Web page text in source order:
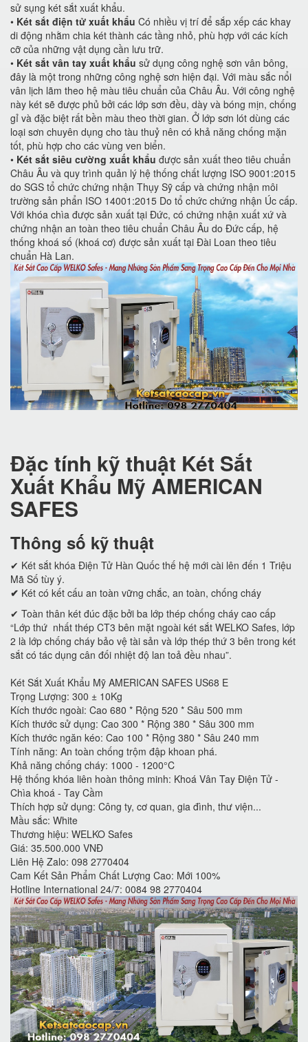
sử sụng két sắt xuất khẩu.
• Két sắt điện tử xuất khẩu Có nhiều vị trí để sắp xếp các khay
di động nhằm chia két thành các tầng nhỏ, phù hợp với các kích
cỡ của những vật dụng cần lưu trữ.
• Két sắt vân tay xuất khẩu sử dụng công nghệ sơn vân bông,
đây là một trong những công nghệ sơn hiện đại. Với màu sắc nổi
vân lịch lãm theo hệ màu tiêu chuẩn của Châu Âu. Với công nghệ
này két sẽ được phủ bởi các lớp sơn đều, dày và bóng mịn, chống
gỉ và đặc biệt rất bền màu theo thời gian. Ở lớp sơn lót dùng các
loại sơn chuyên dụng cho tàu thuỷ nên có khả năng chống mặn
tốt, phù hợp cho các vùng ven biển.
• Két sắt siêu cường xuất khẩu được sản xuất theo tiêu chuẩn
Châu Âu và quy trình quản lý hệ thống chất lượng ISO 9001:2015
do SGS tổ chức chứng nhận Thụy Sỹ cấp và chứng nhận môi
trường sản phẩn ISO 14001:2015 Do tổ chức chứng nhận Úc cấp.
Với khóa chìa được sản xuất tại Đức, có chứng nhận xuất xứ và
chứng nhận an toàn theo tiêu chuẩn Châu Âu do Đức cấp, hệ
thống khoá số (khoá cơ) được sản xuất tại Đài Loan theo tiêu
chuẩn Hà Lan.
Đặc tính kỹ thuật Két Sắt
Xuất Khẩu Mỹ AMERICAN
SAFES
Thông số kỹ thuật
✔ Két sắt khóa Điện Tử Hàn Quốc thế hệ mới cài lên đến 1 Triệu
Mã Số tùy ý.
✔ Két có kết cấu an toàn vững chắc, an toàn, chống cháy
✔ Toàn thân két đúc đặc bởi ba lớp thép chống cháy cao cấp
“Lớp thứ nhất thép CT3 bên mặt ngoài két sắt WELKO Safes, lớp
2 là lớp chống cháy bảo vệ tài sản và lớp thép thứ 3 bên trong két
sắt có tác dụng cân đối nhiệt độ lan toả đều nhau”.
Két Sắt Xuất Khẩu Mỹ AMERICAN SAFES US68 E
Trọng Lượng: 300 ± 10Kg
Kích thước ngoài: Cao 680 * Rộng 520 * Sâu 500 mm
Kích thước sử dụng: Cao 300 * Rộng 380 * Sâu 300 mm
Kích thước ngăn kéo: Cao 100 * Rộng 380 * Sâu 240 mm
Tính năng: An toàn chống trộm đập khoan phá.
Khả năng chống cháy: 1000 - 1200°C
Hệ thống khóa liên hoàn thông minh: Khoá Vân Tay Điện Tử -
Chìa khoá - Tay Cầm
Thích hợp sử dụng: Công ty, cơ quan, gia đình, thư viện...
Mầu sắc: White
Thương hiệu: WELKO Safes
Giá: 35.500.000 VNĐ
Liên Hệ Zalo: 098 2770404
Cam Kết Sản Phẩm Chất Lượng Cao: Mới 100%
Hotline International 24/7: 0084 98 2770404